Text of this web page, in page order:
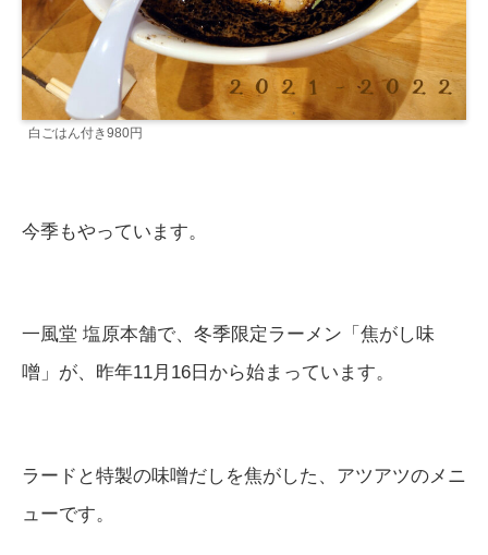
白ごはん付き980円
今季もやっています。
一風堂 塩原本舗で、冬季限定ラーメン「焦がし味
噌」が、昨年11月16日から始まっています。
ラードと特製の味噌だしを焦がした、アツアツのメニ
ューです。